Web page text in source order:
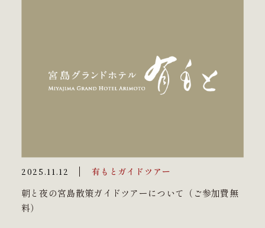
2025.11.12 有もとガイドツアー
朝と夜の宮島散策ガイドツアーについて（ご参加費無
料）